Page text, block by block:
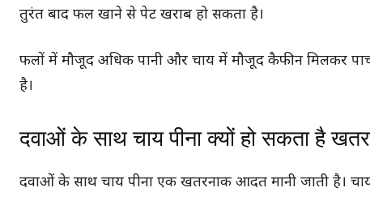
तुरंत बाद फल खाने से पेट खराब हो सकता है।
फलों में मौजूद अधिक पानी और चाय में मौजूद कैफीन मिलकर
है।
दवाओं के साथ चाय पीना क्यों हो सकता है
दवाओं के साथ चाय पीना एक खतरनाक आदत मानी जाती है।